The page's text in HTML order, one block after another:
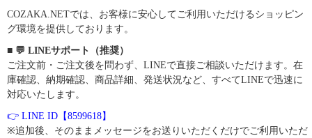
COZAKA.NETでは、お客様に安心してご利用いただけるショッピン
グ環境を提供しております。
■ 💬 LINEサポート（推奨）
ご注文前・ご注文後を問わず、LINEで直接ご相談いただけます。在
庫確認、納期確認、商品詳細、発送状況など、すべてLINEで迅速に
対応いたします。
👉 LINE ID【8599618】
※追加後、そのままメッセージをお送りいただくだけでご利用いただ